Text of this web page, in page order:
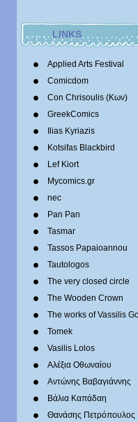
LINKS
Applied Arts Festival
Comicdom
Con Chrisoulis (Κων)
GreekComics
Ilias Kyriazis
Kotsifas Blackbird
Lef Kiort
Mycomics.gr
nec
Pan Pan
Tasmar
Tassos Papaioannou
Tautologos
The very closed circle
The Wooden Crown
The works of Vassilis
Tomek
Vasilis Lolos
Αλέξια Οθωναίου
Αντώνης Βαβαγιάννης
Βάλια Καπάδαη
Θανάσης Πετρόπουλος